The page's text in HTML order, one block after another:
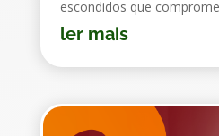
escondidos que
ler mais